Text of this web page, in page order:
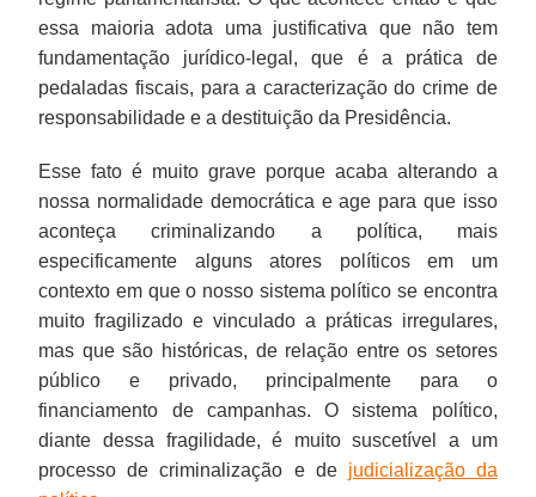
essa maioria adota uma justificativa que não tem
fundamentação jurídico-legal, que é a prática de
pedaladas fiscais, para a caracterização do crime de
responsabilidade e a destituição da Presidência.
Esse fato é muito grave porque acaba alterando a
nossa normalidade democrática e age para que isso
aconteça criminalizando a política, mais
especificamente alguns atores políticos em um
contexto em que o nosso sistema político se encontra
muito fragilizado e vinculado a práticas irregulares,
mas que são históricas, de relação entre os setores
público e privado, principalmente para o
financiamento de campanhas. O sistema político,
diante dessa fragilidade, é muito suscetível a um
processo de criminalização e de judicialização da